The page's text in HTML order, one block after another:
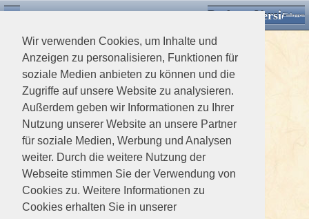
Wir verwenden Cookies, um Inhalte und
Anzeigen zu personalisieren, Funktionen für
soziale Medien anbieten zu können und die
Zugriffe auf unsere Website zu analysieren.
Außerdem geben wir Informationen zu Ihrer
Nutzung unserer Website an unsere Partner
für soziale Medien, Werbung und Analysen
weiter. Durch die weitere Nutzung der
Webseite stimmen Sie der Verwendung von
Cookies zu. Weitere Informationen zu
Cookies erhalten Sie in unserer
Desktop VersionEinloggen